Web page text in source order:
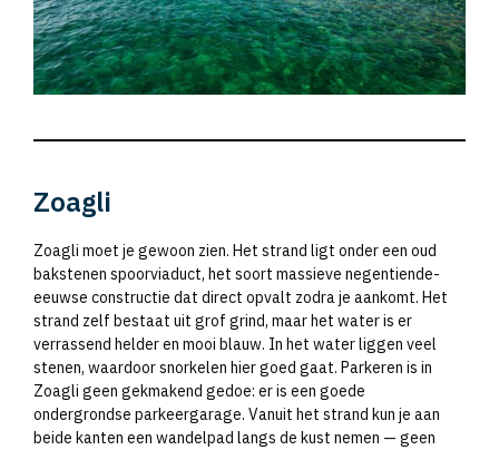
Zoagli
Zoagli moet je gewoon zien. Het strand ligt onder een oud
bakstenen spoorviaduct, het soort massieve negentiende-
eeuwse constructie dat direct opvalt zodra je aankomt. Het
strand zelf bestaat uit grof grind, maar het water is er
verrassend helder en mooi blauw. In het water liggen veel
stenen, waardoor snorkelen hier goed gaat. Parkeren is in
Zoagli geen gekmakend gedoe: er is een goede
ondergrondse parkeergarage. Vanuit het strand kun je aan
beide kanten een wandelpad langs de kust nemen — geen